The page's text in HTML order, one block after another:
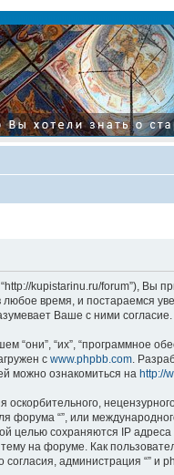
kupistarinu.ru/forum”), Вы
время, и постараемся
Ваше с ними согласие.
“их”, “программное
с www.phpbb.com .
можно ознакомиться на http://
форума “”, или
целью сохраняются IP
на форуме. Как
администрация “” и